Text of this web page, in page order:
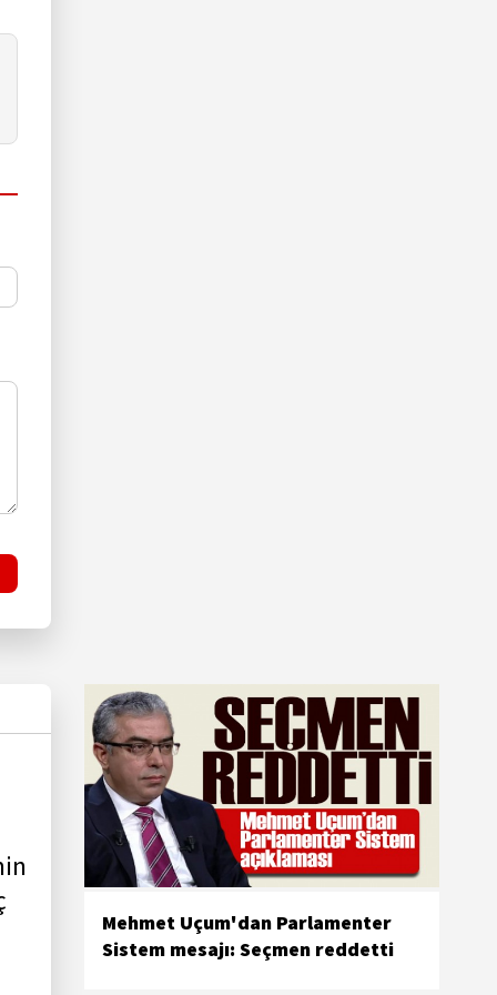
Mehmet Uçum'dan Parlamenter
Sistem mesajı: Seçmen reddetti